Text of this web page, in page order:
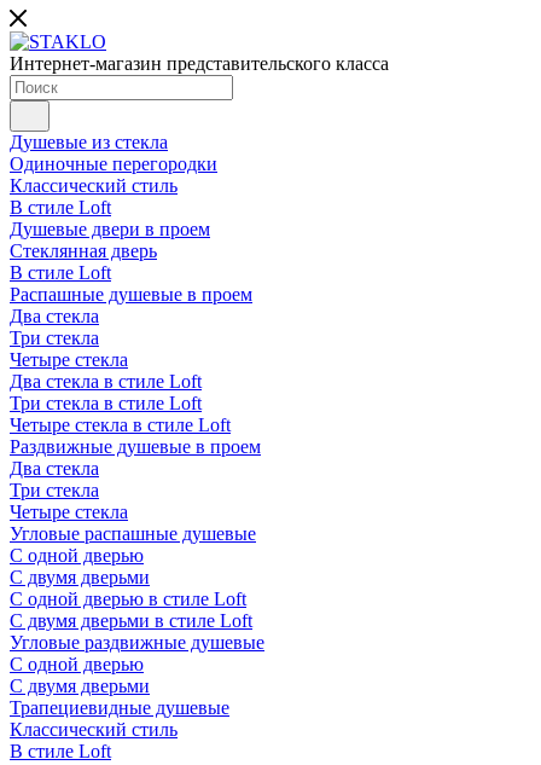
Интернет-магазин представительского класса
Душевые из стекла
Одиночные перегородки
Классический стиль
В стиле Loft
Душевые двери в проем
Стеклянная дверь
В стиле Loft
Распашные душевые в проем
Два стекла
Три стекла
Четыре стекла
Два стекла в стиле Loft
Три стекла в стиле Loft
Четыре стекла в стиле Loft
Раздвижные душевые в проем
Два стекла
Три стекла
Четыре стекла
Угловые распашные душевые
С одной дверью
С двумя дверьми
С одной дверью в стиле Loft
С двумя дверьми в стиле Loft
Угловые раздвижные душевые
С одной дверью
С двумя дверьми
Трапециевидные душевые
Классический стиль
В стиле Loft